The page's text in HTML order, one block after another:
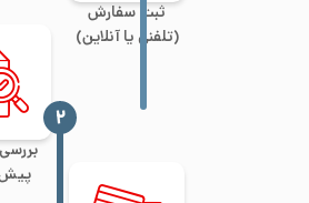
ثبت سفارش
(تلفنی یا آنلاین)
‍۲